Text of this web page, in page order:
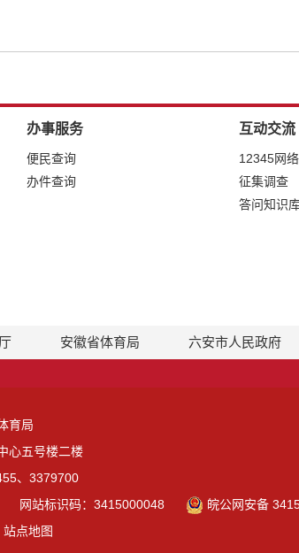
办事服务
便民查询
办件查询
互动交流
12345网
征集调查
答问知识
安徽省体育局 六安市人民政府
育局
心五号楼二楼
、3379700
网站标识码：3415000048
皖公网安备
站点地图